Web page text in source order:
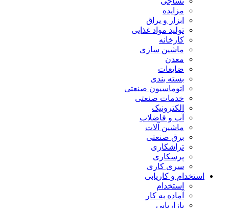
مزایده
ابزار و یراق
تولید مواد غذایی
کارخانه
ماشین سازی
معدن
ضایعات
بسته بندی
اتوماسیون صنعتی
خدمات صنعتی
الکترونیک
آب و فاضلاب
ماشین آلات
برق صنعتی
تراشکاری
پرسکاری
سری کاری
استخدام و کاریابی
استخدام
آماده به کار
بازاریابی